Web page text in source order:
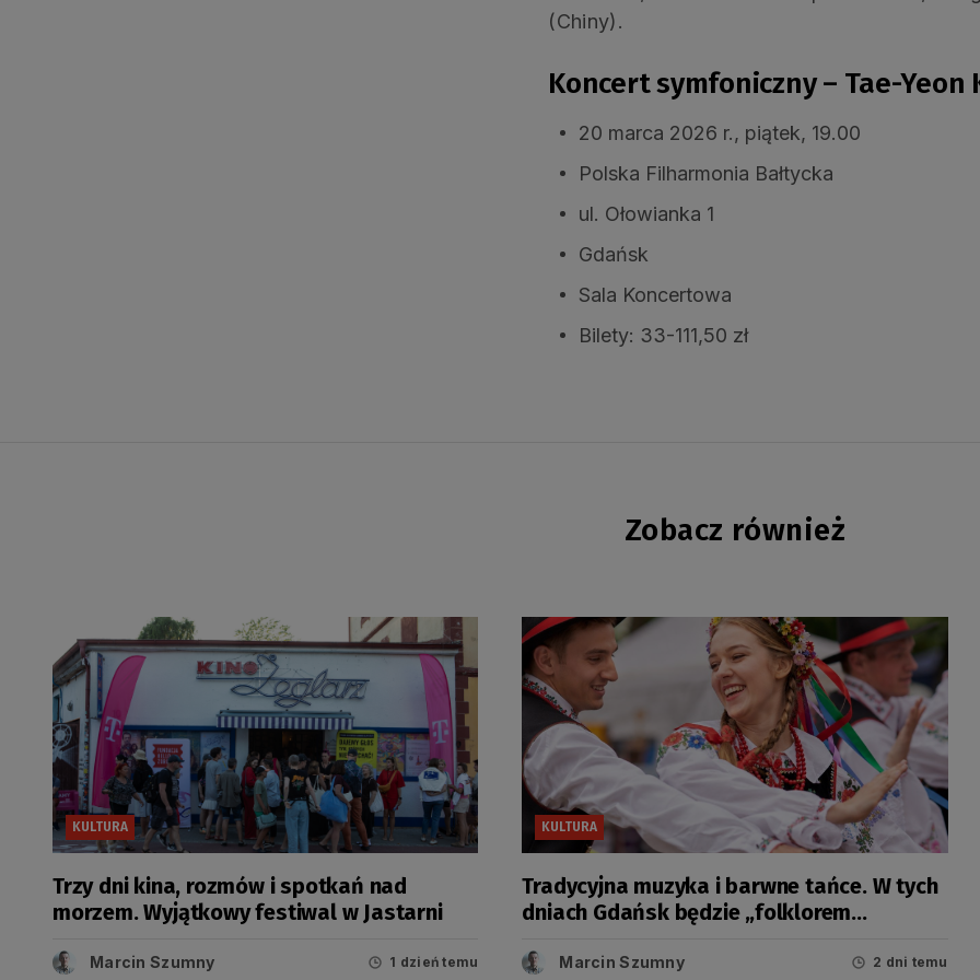
(Chiny).
Koncert symfoniczny – Tae-Yeon
20 marca 2026 r., piątek, 19.00
Polska Filharmonia Bałtycka
ul. Ołowianka 1
Gdańsk
Sala Koncertowa
Bilety: 33-111,50 zł
Zobacz również
KULTURA
Trzy dni kina, rozmów i spotkań nad
morzem. Wyjątkowy festiwal w Jastarni
Marcin Szumny 1 dzień temu
KULTURA
Tradycyjna muzyka i barwne tańce. W tych
dniach Gdańsk będzie „folklorem
Marcin Szumny 2 dni temu